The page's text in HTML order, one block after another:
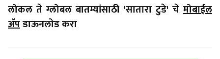
लोकल ते ग्लोबल बातम्यांसाठी 'सातारा टुडे' चे मोबाईल
ॲपडाऊनलोड करा